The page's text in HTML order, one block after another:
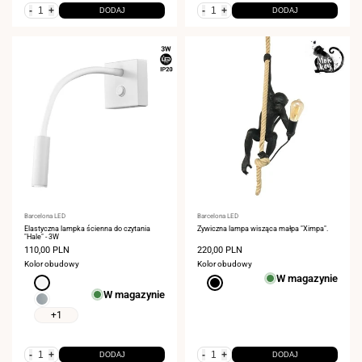
- + DODAJ - + DODAJ
Dostawca:
Barcelona LED
Elastyczna lampka ścienna do czytania
"Hale" - 3W
Cena
sprzedaży
110,00 PLN
Kolor obudowy
Biały
chrom
+1
W magazynie
- + DODAJ
Dostawca:
Barcelona LED
Żywiczna lampa wisząca małpa "Ximpa".
Cena
sprzedaży
220,00 PLN
Kolor obudowy
Czarny W magazynie
- + DODAJ